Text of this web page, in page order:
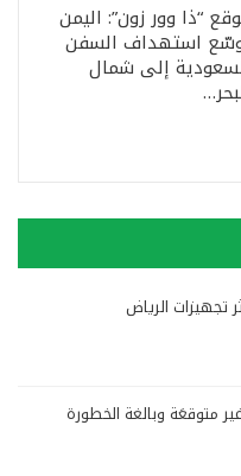
“ذا وور زون”: اليمن
استهداف السفن
إلى شمال
تجهيزات الرياض
متوقعَة وبالغة الخطورة